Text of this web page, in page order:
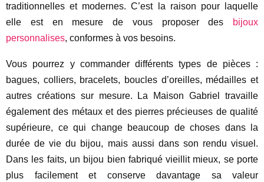
traditionnelles et modernes. C’est la raison pour laquelle
elle est en mesure de vous proposer des
bijoux
personnalises, conformes à vos besoins.
Vous pourrez y commander différents types de pièces :
bagues, colliers, bracelets, boucles d’oreilles, médailles et
autres créations sur mesure. La Maison Gabriel travaille
également des métaux et des pierres précieuses de qualité
supérieure, ce qui change beaucoup de choses dans la
durée de vie du bijou, mais aussi dans son rendu visuel.
Dans les faits, un bijou bien fabriqué vieillit mieux, se porte
plus facilement et conserve davantage sa valeur